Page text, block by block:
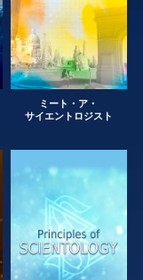
ミート・ア・
サイエントロジスト